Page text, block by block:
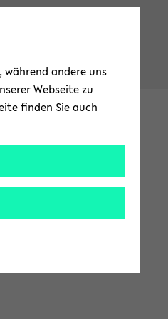
LI­
SCHEN
andere uns
Webseite zu
finden Sie auch